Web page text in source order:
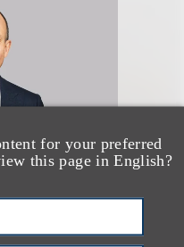
for your preferred
this page in English?